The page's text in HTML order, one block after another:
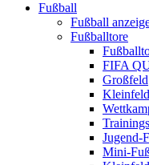
Fußball
Fußball
Fußballtore
FIFA
Großfeld
Kleinfeld
Jugend-
Mini-